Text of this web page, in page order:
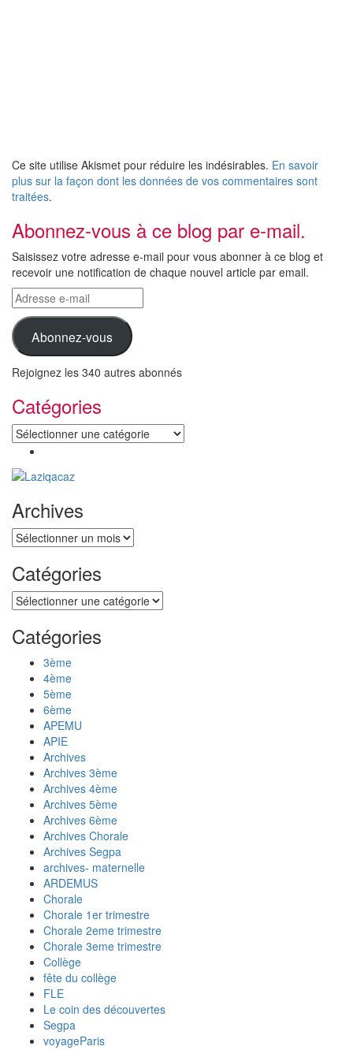
Ce site utilise Akismet pour réduire les indésirables. En savoir
plus sur la façon dont les données de vos commentaires sont
traitées.
Abonnez-vous à ce blog par e-mail.
Saisissez votre adresse e-mail pour vous abonner à ce blog et
recevoir une notification de chaque nouvel article par email.
Adresse
e-
mail
Abonnez-vous
Rejoignez les 340 autres abonnés
Catégories
Catégories
Archives
Archives
Catégories
Catégories
Catégories
3ème
4ème
5ème
6ème
APEMU
APIE
Archives
Archives 3ème
Archives 4ème
Archives 5ème
Archives 6ème
Archives Chorale
Archives Segpa
archives- maternelle
ARDEMUS
Chorale
Chorale 1er trimestre
Chorale 2eme trimestre
Chorale 3eme trimestre
Collège
fête du collège
FLE
Le coin des découvertes
Segpa
voyageParis